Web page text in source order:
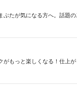
ぶたが気になる方へ。話題
がもっと楽しくなる！仕上